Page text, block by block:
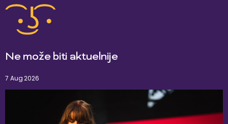
Ne može biti aktuelnije
7 Aug 2026